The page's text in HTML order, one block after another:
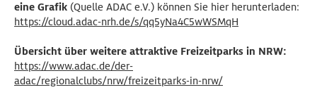
eine Grafik (Quelle ADAC e.V.) können Sie hier herunterladen:
https://cloud.adac-nrh.de/s/qq5yNa4C5wWSMqH
Übersicht über weitere attraktive Freizeitparks in NRW:
https://www.adac.de/der-
adac/regionalclubs/nrw/freizeitparks-in-nrw/